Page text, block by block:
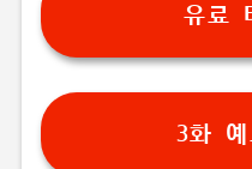
유료
3화 예